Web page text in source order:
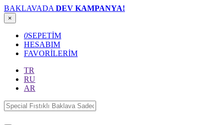
BAKLAVADA DEV KAMPANYA!
×
0SEPETİM
HESABIM
FAVORİLERİM
TR
RU
AR